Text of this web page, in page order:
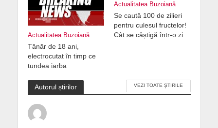
Actualitatea Buzoiană
Tânăr de 18 ani,
electrocutat în timp ce
tundea iarba
Actualitatea Buzoiană
Se caută 100 de zilieri
pentru culesul fructelor!
Cât se câștigă într-o zi
Autorul știrilor VEZI TOATE ȘTIRILE